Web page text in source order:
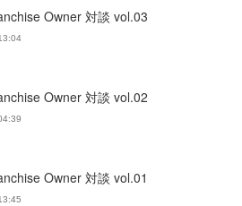
Owner 対談 vol.03
Owner 対談 vol.02
Owner 対談 vol.01